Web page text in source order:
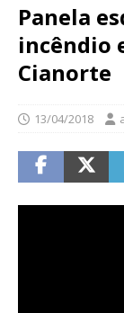
Panela
incêndio
Cianorte
13/04/2018